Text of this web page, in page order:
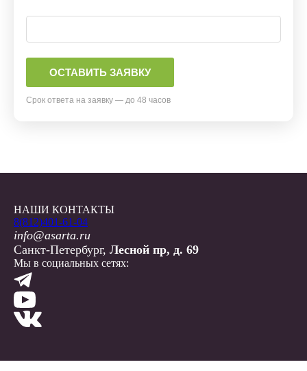
Срок ответа на заявку — до 48 часов
НАШИ КОНТАКТЫ
8(812)401-61-04
info@asarta.ru
Санкт-Петербург, Лесной пр, д. 69
Мы в социальных сетях: